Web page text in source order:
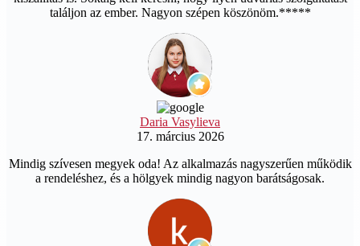
találjon az ember. Nagyon szépen köszönöm.*****
Daria Vasylieva
17. március 2026
Mindig szívesen megyek oda! Az alkalmazás nagyszerűen működik
a rendeléshez, és a hölgyek mindig nagyon barátságosak.